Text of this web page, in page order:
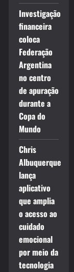
Investigação
financeira
coloca
Federação
Argentina
no centro
de apuração
durante a
Copa do
Mundo
Chris
Albuquerque
lança
aplicativo
que amplia
o acesso ao
cuidado
emocional
por meio da
tecnologia